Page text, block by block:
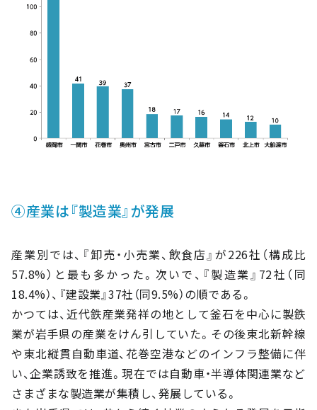
④産業は『製造業』が発展
産業別では、『卸売・小売業、飲食店』が226社（構成比
57.8%）と最も多かった。次いで、『製造業』72社（同
18.4%）、『建設業』37社（同9.5%）の順である。
かつては、近代鉄産業発祥の地として釜石を中心に製鉄
業が岩手県の産業をけん引していた。その後東北新幹線
や東北縦貫自動車道、花巻空港などのインフラ整備に伴
い、企業誘致を推進。現在では自動車・半導体関連業など
さまざまな製造業が集積し、発展している。